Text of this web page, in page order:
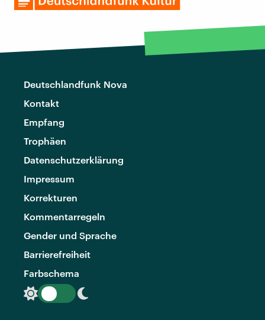
Deutschlandfunk Nova
Kontakt
Empfang
Trophäen
Datenschutzerklärung
Impressum
Korrekturen
Kommentarregeln
Gender und Sprache
Barrierefreiheit
Farbschema